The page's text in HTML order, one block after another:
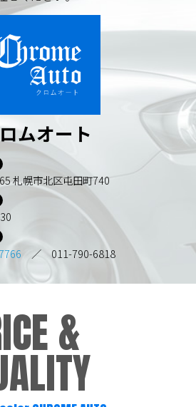
ムオート
札幌市北区屯田町740
／ 011-790-6818
&